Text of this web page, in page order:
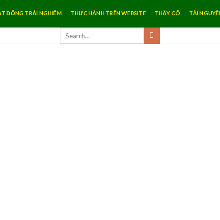
ĐỘNG TRẢI NGHIỆM THỰC HÀNH TRÊN WEBSITE THẦY CÔ TÀI